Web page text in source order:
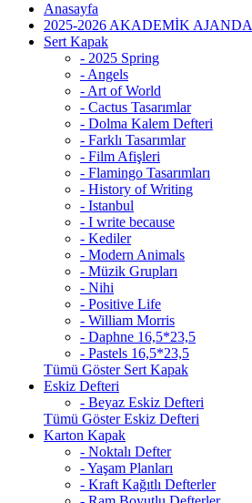
Anasayfa
2025-2026 AKADEMİK AJANDA
Sert Kapak
- 2025 Spring
- Angels
- Art of World
- Cactus Tasarımlar
- Dolma Kalem Defteri
- Farklı Tasarımlar
- Film Afişleri
- Flamingo Tasarımları
- History of Writing
- Istanbul
- I write because
- Kediler
- Modern Animals
- Müzik Grupları
- Nihi
- Positive Life
- William Morris
- Daphne 16,5*23,5
- Pastels 16,5*23,5
Tümü Göster Sert Kapak
Eskiz Defteri
- Beyaz Eskiz Defteri
Tümü Göster Eskiz Defteri
Karton Kapak
- Noktalı Defter
- Yaşam Planları
- Kraft Kağıtlı Defterler